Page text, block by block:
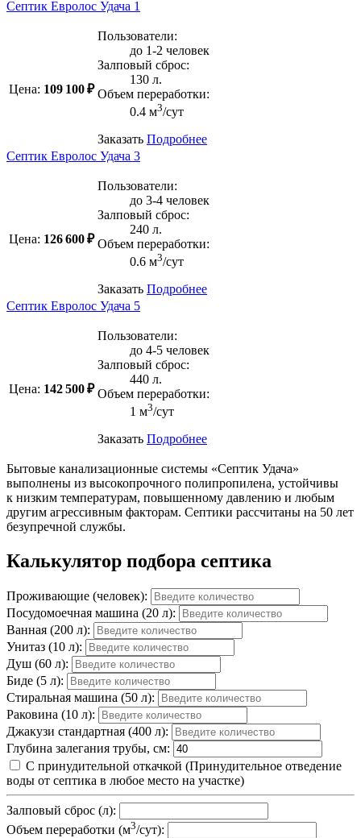
Септик Евролос Удача 1
Цена: 109 100 ₽
Пользователи:
до 1-2 человек
Залповый сброс:
130 л.
Объем переработки:
0.4 м3/сут
Заказать Подробнее
Септик Евролос Удача 3
Цена: 126 600 ₽
Пользователи:
до 3-4 человек
Залповый сброс:
240 л.
Объем переработки:
0.6 м3/сут
Заказать Подробнее
Септик Евролос Удача 5
Цена: 142 500 ₽
Пользователи:
до 4-5 человек
Залповый сброс:
440 л.
Объем переработки:
1 м3/сут
Заказать Подробнее
Бытовые канализационные системы «Септик Удача»
выполнены из высокопрочного полипропилена, устойчивы
к низким температурам, повышенному давлению и любым
другим агрессивным факторам. Септики рассчитаны на 50 лет
безупречной службы.
Калькулятор подбора септика
Проживающие (человек):
Посудомоечная машина (20 л):
Ванная (200 л):
Унитаз (10 л):
Душ (60 л):
Биде (5 л):
Стиральная машина (50 л):
Раковина (10 л):
Джакузи стандартная (400 л):
Глубина залегания трубы, см:
С принудительной откачкой (Принудительное отведение
воды от септика в любое место на участке)
Залповый сброс (л):
Объем переработки (м3/сут):